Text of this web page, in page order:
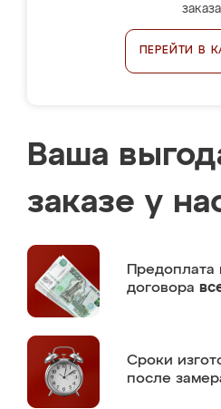
ПЕРЕЙТИ В
Ваша
заказе у
Предоплата
договора
Сроки
после